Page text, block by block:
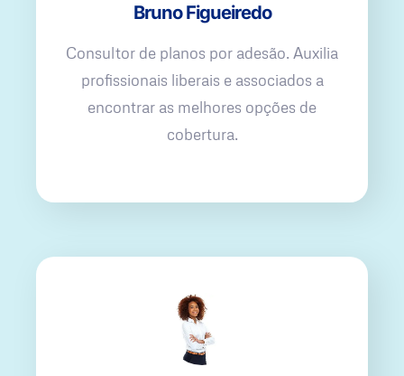
Bruno Figueiredo
Consultor de planos por adesão. Auxilia
profissionais liberais e associados a
encontrar as melhores opções de
cobertura.